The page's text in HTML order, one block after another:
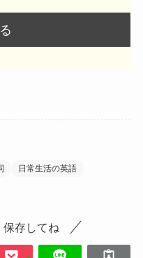
日常生活の英語
保存してね